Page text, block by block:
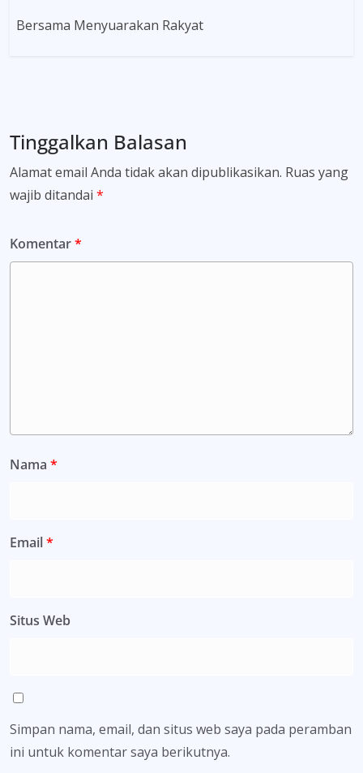
Bersama Menyuarakan Rakyat
Tinggalkan Balasan
Alamat email Anda tidak akan dipublikasikan. Ruas yang
wajib ditandai *
Komentar*
Nama *
Email*
Situs Web
Simpan nama, email, dan situs web saya pada peramban
ini untuk komentar saya berikutnya.